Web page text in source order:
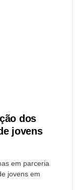
dos
jovens
em parceria
jovens em